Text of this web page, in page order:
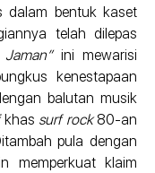
dalam bentuk kaset
telah dilepas
ini mewarisi
kenestapaan
balutan musik
khas surf rock80-an
pula dengan
memperkuat klaim